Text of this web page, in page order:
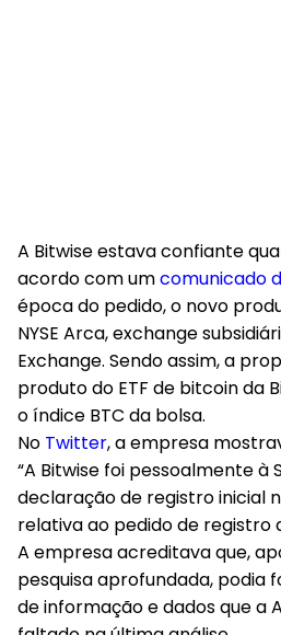
A Bitwise estava confiante
acordo com umcomunicado
época do pedido, o novo
NYSE Arca, exchange
Exchange. Sendo assim, a
produto do ETF de bitcoin da
o índice BTC da bolsa.
No Twitter, a empresa
“A Bitwise foi pessoalmente à
declaração de registro inicial
relativa ao pedido de registro
A empresa acreditava que,
pesquisa aprofundada, podia
de informação e dados que a